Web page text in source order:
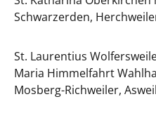
Schwarzerden,
St. Laurentius
Maria Himmelfahrt
Mosberg-Richweiler,